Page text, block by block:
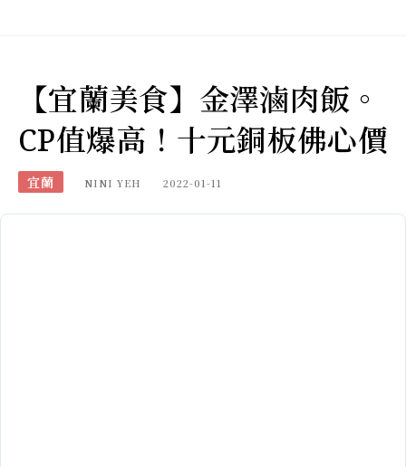
【宜蘭美食】金澤滷肉飯。
CP值爆高！十元銅板佛心價
宜蘭 NINI YEH 2022-01-11